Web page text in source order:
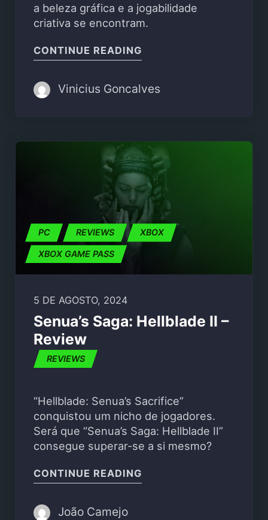
a beleza gráfica e a jogabilidade
criativa se encontram.
CONTINUE READING
Vinicius Goncalves
PC REVIEWS XBOX
XBOX GAME PASS
5 DE AGOSTO, 2024
Senua’s Saga: Hellblade II –
Review
REVIEWS
“Hellblade: Senua’s Sacrifice”
conquistou um nicho de jogadores.
Será que “Senua’s Saga: Hellblade II”
consegue superar-se a si mesmo?
CONTINUE READING
João Camejo